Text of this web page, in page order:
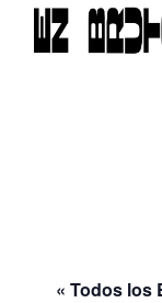
content
« Todos los